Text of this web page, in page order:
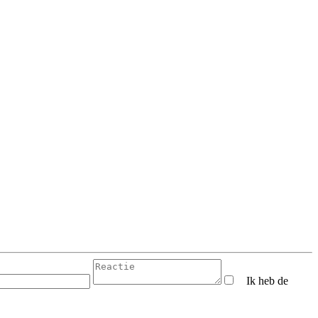
Ik heb de